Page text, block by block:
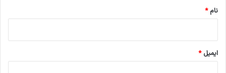
نام*
ایمیل*